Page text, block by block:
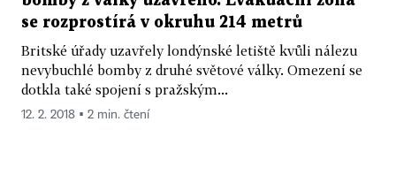
se rozprostírá v okruhu 214 metrů
Britské úřady uzavřely londýnské letiště kvůli nálezu
nevybuchlé bomby z druhé světové války. Omezení se
dotkla také spojení s pražským...
12. 2. 2018 ▪ 2 min. čtení